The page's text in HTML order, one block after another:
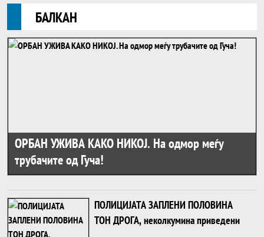
БАЛКАН
ОРБАН УЖИВА КАКО НИКОЈ. На одмор меѓу
трубачите од Гуча!
ПОЛИЦИЈАТА ЗАПЛЕНИ ПОЛОВИНА
ТОН ДРОГА, неколкумина приведени